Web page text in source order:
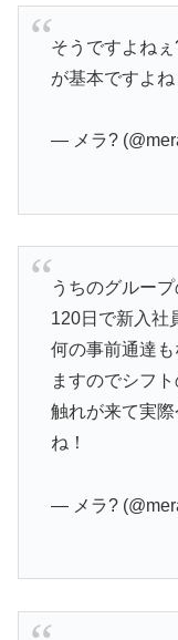
そうですよね
が基本ですよ
— メラ?
うちのグルー
120日で新入社
何の事前通達
ますのでシフ
触れが来て実
ね！
— メラ?